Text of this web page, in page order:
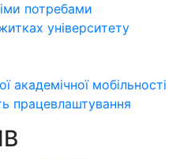
потребами
університету
академічної мобільності
працевлаштування